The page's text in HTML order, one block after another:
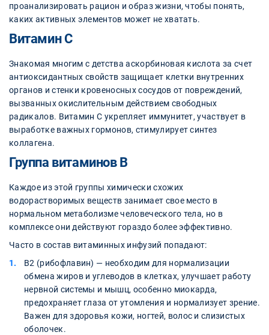
проанализировать рацион и образ жизни, чтобы понять,
каких активных элементов может не хватать.
Витамин С
Знакомая многим с детства аскорбиновая кислота за счет
антиоксидантных свойств защищает клетки внутренних
органов и стенки кровеносных сосудов от повреждений,
вызванных окислительным действием свободных
радикалов. Витамин С укрепляет иммунитет, участвует в
выработке важных гормонов, стимулирует синтез
коллагена.
Группа витаминов В
Каждое из этой группы химически схожих
водорастворимых веществ занимает свое место в
нормальном метаболизме человеческого тела, но в
комплексе они действуют гораздо более эффективно.
Часто в состав витаминных инфузий попадают:
В2 (рибофлавин) — необходим для нормализации
обмена жиров и углеводов в клетках, улучшает работу
нервной системы и мышц, особенно миокарда,
предохраняет глаза от утомления и нормализует зрение.
Важен для здоровья кожи, ногтей, волос и слизистых
оболочек.